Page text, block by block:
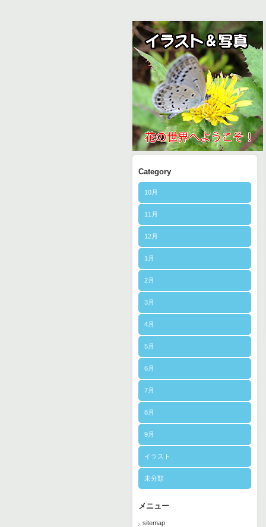
Category
10月
11月
12月
1月
2月
3月
4月
5月
6月
7月
8月
9月
イラスト
未分類
メニュー
sitemap